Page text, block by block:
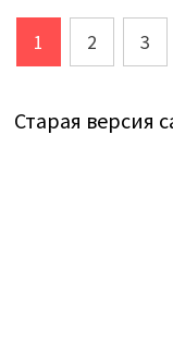
БИБЛИОТЕК
Пагинация
записей
1 2 3
Старая версия